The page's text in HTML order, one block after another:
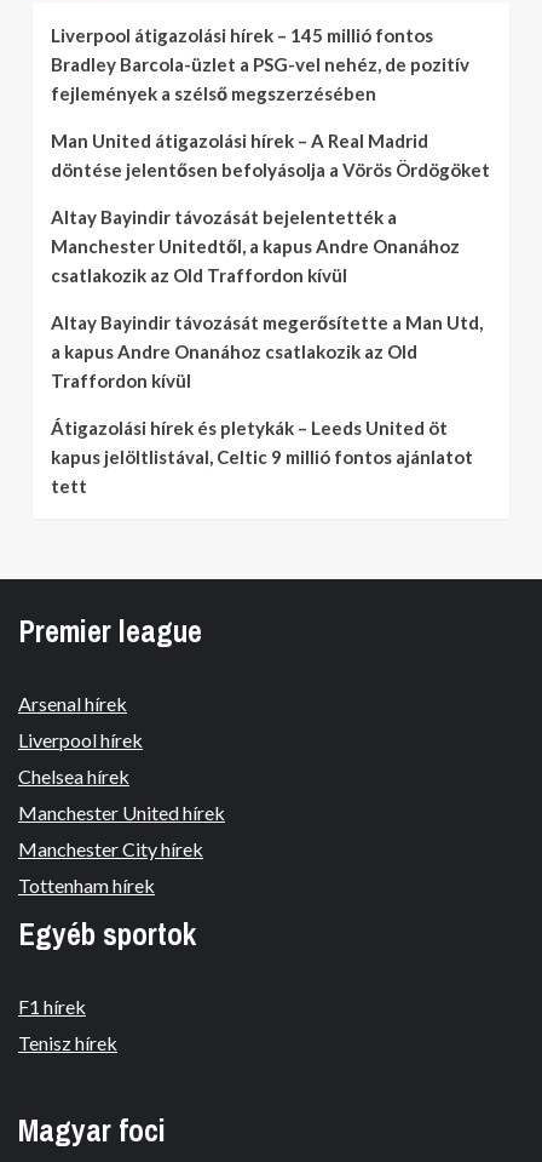
Liverpool átigazolási hírek – 145 millió fontos
Bradley Barcola-üzlet a PSG-vel nehéz, de pozitív
fejlemények a szélső megszerzésében
Man United átigazolási hírek – A Real Madrid
döntése jelentősen befolyásolja a Vörös Ördögöket
Altay Bayindir távozását bejelentették a
Manchester Unitedtől, a kapus Andre Onanához
csatlakozik az Old Traffordon kívül
Altay Bayindir távozását megerősítette a Man Utd,
a kapus Andre Onanához csatlakozik az Old
Traffordon kívül
Átigazolási hírek és pletykák – Leeds United öt
kapus jelöltlistával, Celtic 9 millió fontos ajánlatot
tett
Premier league
Arsenal hírek
Liverpool hírek
Chelsea hírek
Manchester United hírek
Manchester City hírek
Tottenham hírek
Egyéb sportok
F1 hírek
Tenisz hírek
Magyar foci